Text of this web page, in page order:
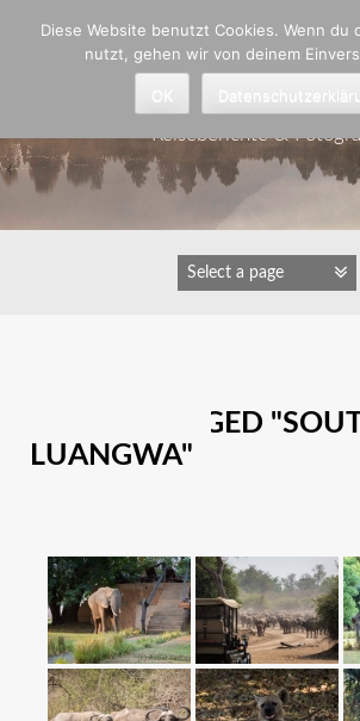
Astrid
Reiseberichte &
IMAGES TAGGED
LUANGWA"
Diese Website benutzt Cookies. Wenn du
nutzt, gehen wir von deinem